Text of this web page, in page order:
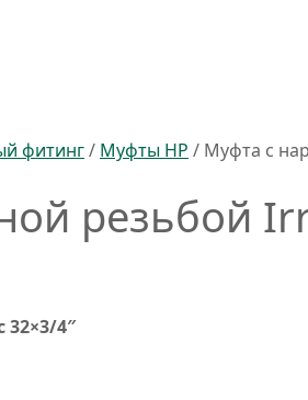
фитинг/ Муфты НР / Муфта с
резьбой
4″